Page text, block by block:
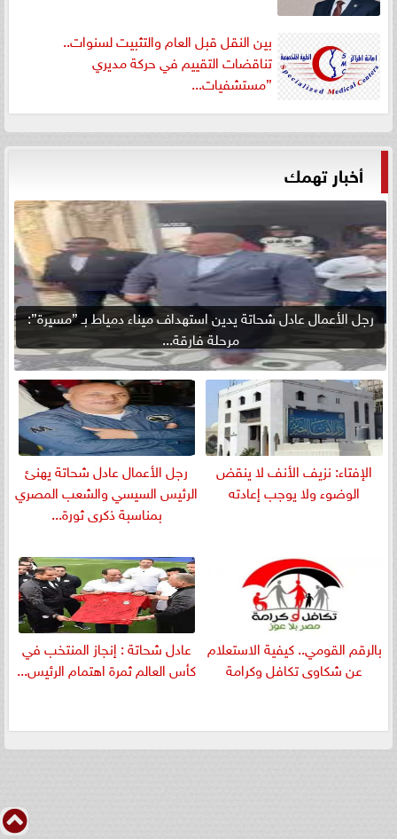
بين النقل قبل العام والتثبيت لسنوات..
تناقضات التقييم في حركة مديري
”مستشفيات...
أخبار تهمك
رجل الأعمال عادل شحاتة يدين استهداف ميناء دمياط بـ ”مسيرة”:
مرحلة فارقة...
الإفتاء: نزيف الأنف لا ينقض
الوضوء ولا يوجب إعادته
رجل الأعمال عادل شحاتة يهنئ
الرئيس السيسي والشعب المصري
بمناسبة ذكرى ثورة...
بالرقم القومي.. كيفية الاستعلام
عن شكاوى تكافل وكرامة
عادل شحاتة : إنجاز المنتخب في
كأس العالم ثمرة اهتمام الرئيس...